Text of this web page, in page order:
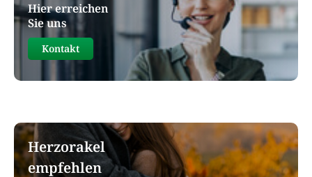
Hier erreichen
Sie uns
Kontakt
Herzorakel
empfehlen